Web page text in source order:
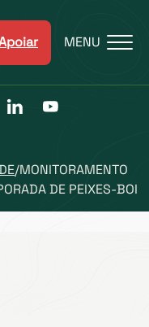
MENU
/MONITORAMENTO
DE PEIXES-BOI